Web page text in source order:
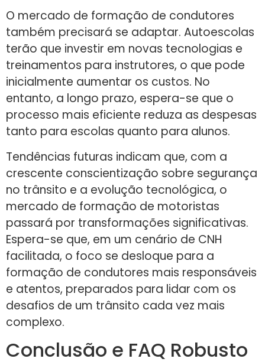
O mercado de formação de condutores
também precisará se adaptar. Autoescolas
terão que investir em novas tecnologias e
treinamentos para instrutores, o que pode
inicialmente aumentar os custos. No
entanto, a longo prazo, espera-se que o
processo mais eficiente reduza as despesas
tanto para escolas quanto para alunos.
Tendências futuras indicam que, com a
crescente conscientização sobre segurança
no trânsito e a evolução tecnológica, o
mercado de formação de motoristas
passará por transformações significativas.
Espera-se que, em um cenário de CNH
facilitada, o foco se desloque para a
formação de condutores mais responsáveis
e atentos, preparados para lidar com os
desafios de um trânsito cada vez mais
complexo.
Conclusão e FAQ Robusto